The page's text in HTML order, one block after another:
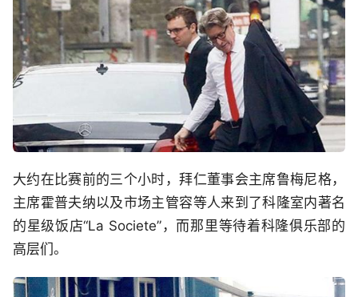
大约在比赛前的三个小时，拜仁董事会主席鲁梅尼格，
主席霍普夫纳以及市场主管容等人来到了科隆室内著名
的星级饭店“La Societe”，而那里等待着科隆俱乐部的
高层们。